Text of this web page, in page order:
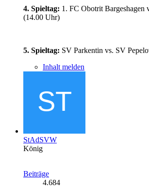
4. Spieltag: 1. FC Obotrit Bargeshagen
(14.00 Uhr)
5. Spieltag: SV Parkentin vs. SV
Inhalt melden
StAdSVW
König
Beiträge
4.684